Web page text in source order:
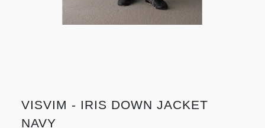
VISVIM - IRIS DOWN JACKET
NAVY